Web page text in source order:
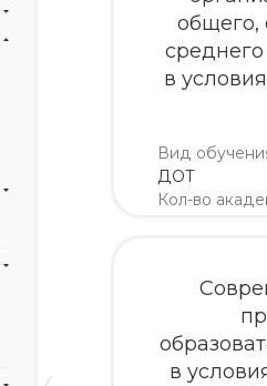
общего,
в
Вид
ДОТ
Кол-во
в